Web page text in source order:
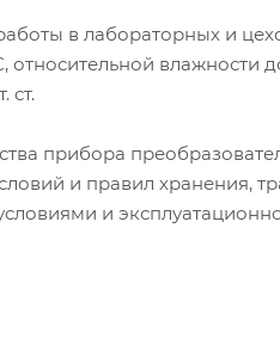
в лабораторных и
влажности
ст.
прибора
и правил хранения,
и